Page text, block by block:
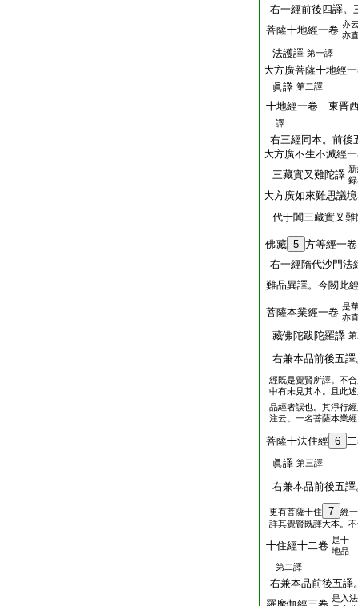
右一經前後四譯。
菩薩十地經一卷 亦
亦
法護譯 第一譯
大方廣菩薩十地經
眞譯 第二譯
十地經一卷 東晋
譯
右三經同本。前後
大方廣不生不滅經
三藏實叉難陀譯
大方廣如來難思議
代于闐三藏實叉難
佛藏 5 方等經一卷
右一經隋代沙門法
難品異譯。今闕此
菩薩本業經一卷 是
亦
藏佛陀跋陀羅譯
右兼本品前後五
經既是覺賢所譯。不
中有未見其本。且此
品經者誤也。其淨行
注云。一名菩薩本業經
菩薩十法住經 6
眞譯 第三譯
右兼本品前後五
更有菩薩十住 7
經
詳其覺賢既譯大本。
十住經十二卷 是十
地品
第二譯
右兼本品前後五譯
是入